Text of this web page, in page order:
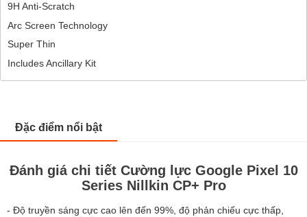
9H Anti-Scratch
Arc Screen Technology
Super Thin
Includes Ancillary Kit
Đặc điểm nổi bật
Đánh giá chi tiết Cường lực Google Pixel 10
Series Nillkin CP+ Pro
- Độ truyền sáng cực cao lên đến 99%, độ phản chiếu cực thấp,